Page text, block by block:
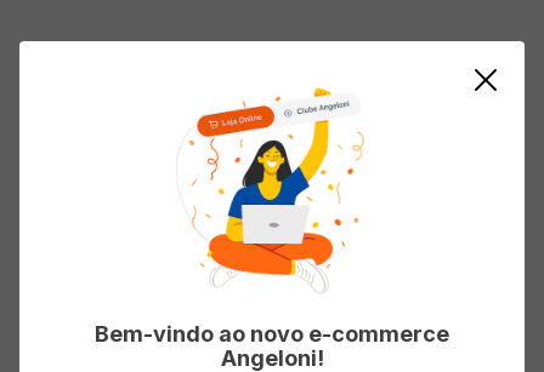
Bem-vindo ao novo e-commerce
Angeloni!